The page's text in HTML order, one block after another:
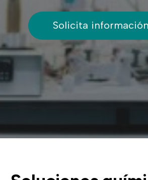
Solicita información